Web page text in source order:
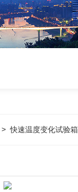
>快速温度变化试验箱